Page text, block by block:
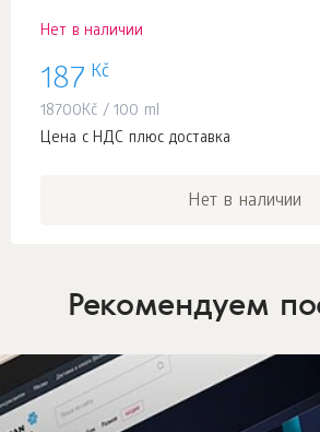
Нет в наличии
187 Kč
18700Kč / 100 ml
Цена с НДС плюс доставка
Нет в наличии
Рекомендуем